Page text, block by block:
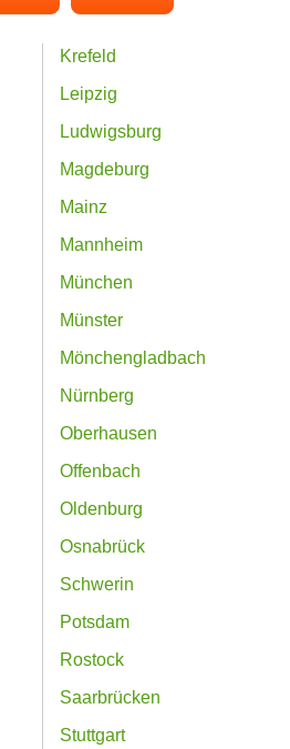
Krefeld
Leipzig
Ludwigsburg
Magdeburg
Mainz
Mannheim
München
Münster
Mönchengladbach
Nürnberg
Oberhausen
Offenbach
Oldenburg
Osnabrück
Schwerin
Potsdam
Rostock
Saarbrücken
Stuttgart